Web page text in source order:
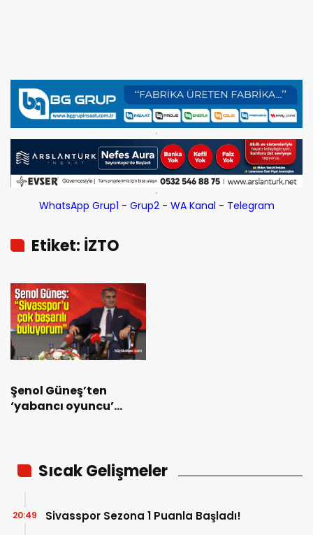
WhatsApp Grup1 - Grup2- WA Kanal - Telegram
Etiket: İZTO
Şenol Güneş’ten
‘yabancı oyuncu’
Sıcak Gelişmeler
Sivasspor Sezona 1 Puanla Başladı!
20:49